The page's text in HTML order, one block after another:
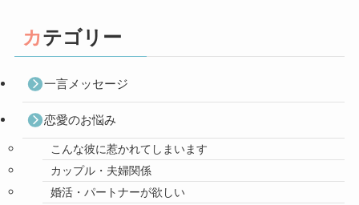
カテゴリー
一言メッセージ
恋愛のお悩み
こんな彼に惹かれてしまいます
カップル・夫婦関係
婚活・パートナーが欲しい